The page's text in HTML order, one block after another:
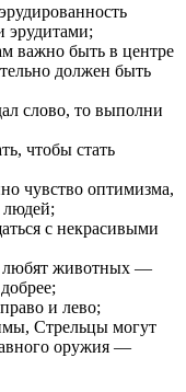
эрудитами;
важно быть в центре
должен быть
слово, то выполни
чтобы стать
чувство оптимизма,
людей;
с некрасивыми
любят животных —
и лево;
Стрельцы могут
оружия —